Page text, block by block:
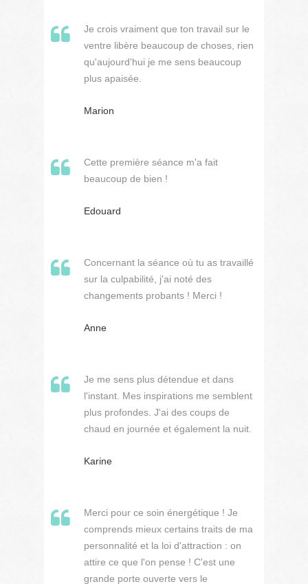
Je crois vraiment que ton travail sur le
ventre libère beaucoup de choses, rien
qu'aujourd'hui je me sens beaucoup
plus apaisée.
Marion
Cette première séance m'a fait
beaucoup de bien !
Edouard
Concernant la séance où tu as travaillé
sur la culpabilité, j'ai noté des
changements probants ! Merci !
Anne
Je me sens plus détendue et dans
l'instant. Mes inspirations me semblent
plus profondes. J'ai des coups de
chaud en journée et également la nuit.
Karine
Merci pour ce soin énergétique ! Je
comprends mieux certains traits de ma
personnalité et la loi d'attraction : on
attire ce que l'on pense ! C'est une
grande porte ouverte vers le